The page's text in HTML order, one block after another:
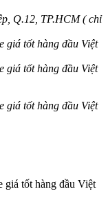
Q.12, TP.HCM ( chỉ